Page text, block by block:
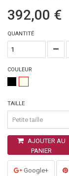
392,00 €
QUANTITÉ
COULEUR
TAILLE
AJOUTER AU
PANIER
Google+